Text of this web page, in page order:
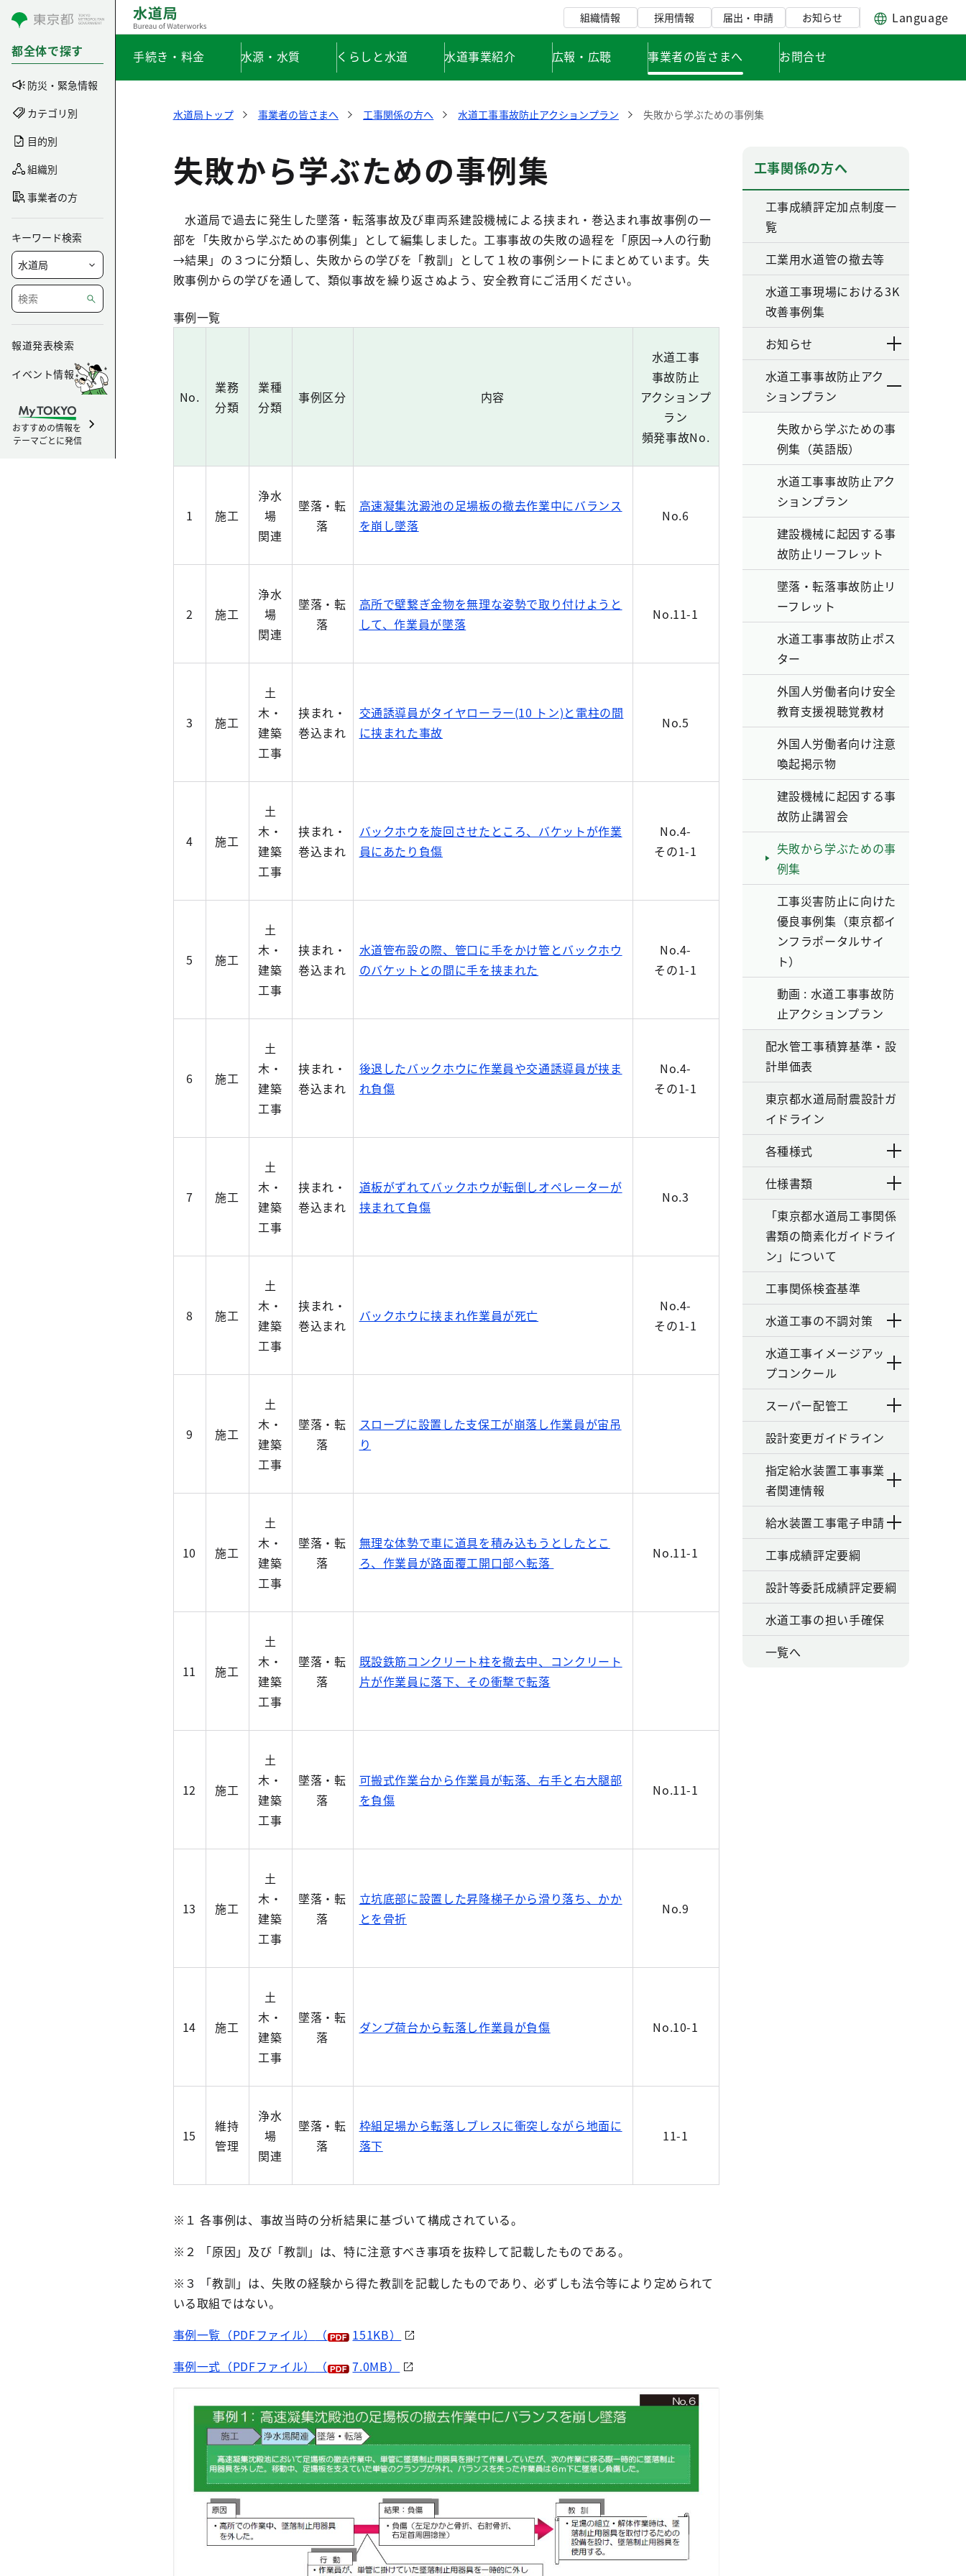
コンテンツにスキップ
都全体で探す
防災・緊急情報
カテゴリ別
目的別
組織別
事業者の方
キーワード検索
報道発表検索
イベント情報
おすすめの情報を
テーマごとに発信
組織情報 採用情報 届出・申請 お知らせ Language
手続き・料金 水源・水質 くらしと水道 水道事業紹介 広報・広聴 事業者の皆さまへ お問合せ
水道局トップ 事業者の皆さまへ 工事関係の方へ 水道工事事故防止アクションプラン 失敗から学ぶための事例集
失敗から学ぶための事例集
水道局で過去に発生した墜落・転落事故及び車両系建設機械による挟まれ・巻込まれ事故事例の一
部を「失敗から学ぶための事例集」として編集しました。工事事故の失敗の過程を「原因→人の行動
→結果」の３つに分類し、失敗からの学びを「教訓」として１枚の事例シートにまとめています。失
敗事例からの学びを通して、類似事故を繰り返さぬよう、安全教育にご活用ください。
事例一覧
No.
業務
分類
業種
分類
事例区分 内容
水道工事
事故防止
アクションプ
ラン
頻発事故No.
1 施工
浄水
場
関連
墜落・転
落
高速凝集沈澱池の足場板の撤去作業中にバランス
を崩し墜落
No.6
2 施工
浄水
場
関連
墜落・転
落
高所で壁繋ぎ金物を無理な姿勢で取り付けようと
して、作業員が墜落
No.11-1
3 施工
土
木・
建築
工事
挟まれ・
巻込まれ
交通誘導員がタイヤローラー(10 トン)と電柱の間
に挟まれた事故
No.5
4 施工
土
木・
建築
工事
挟まれ・
巻込まれ
バックホウを旋回させたところ、バケットが作業
員にあたり負傷
No.4-
その1-1
5 施工
土
木・
建築
工事
挟まれ・
巻込まれ
水道管布設の際、管口に手をかけ管とバックホウ
のバケットとの間に手を挟まれた
No.4-
その1-1
6 施工
土
木・
建築
工事
挟まれ・
巻込まれ
後退したバックホウに作業員や交通誘導員が挟ま
れ負傷
No.4-
その1-1
7 施工
土
木・
建築
工事
挟まれ・
巻込まれ
道板がずれてバックホウが転倒しオペレーターが
挟まれて負傷
No.3
8 施工
土
木・
建築
工事
挟まれ・
巻込まれ
バックホウに挟まれ作業員が死亡
No.4-
その1-1
9 施工
土
木・
建築
工事
墜落・転
落
スロープに設置した支保工が崩落し作業員が宙吊
り
10 施工
土
木・
建築
工事
墜落・転
落
無理な体勢で車に道具を積み込もうとしたとこ
ろ、作業員が路面覆工開口部へ転落
No.11-1
11 施工
土
木・
建築
工事
墜落・転
落
既設鉄筋コンクリート柱を撤去中、コンクリート
片が作業員に落下、その衝撃で転落
12 施工
土
木・
建築
工事
墜落・転
落
可搬式作業台から作業員が転落、右手と右大腿部
を負傷
No.11-1
13 施工
土
木・
建築
工事
墜落・転
落
立坑底部に設置した昇降梯子から滑り落ち、かか
とを骨折
No.9
14 施工
土
木・
建築
工事
墜落・転
落
ダンプ荷台から転落し作業員が負傷 No.10-1
15
維持
管理
浄水
場
関連
墜落・転
落
枠組足場から転落しブレスに衝突しながら地面に
落下
11-1
※１ 各事例は、事故当時の分析結果に基づいて構成されている。
※２ 「原因」及び「教訓」は、特に注意すべき事項を抜粋して記載したものである。
※３ 「教訓」は、失敗の経験から得た教訓を記載したものであり、必ずしも法令等により定められて
いる取組ではない。
事例一覧（PDFファイル）
（
151KB）
事例一式（PDFファイル）
（ 7.0MB）
工事関係の方へ
工事成績評定加点制度一
覧
工業用水道管の撤去等
水道工事現場における3K
改善事例集
お知らせ
水道工事事故防止アク
ションプラン
失敗から学ぶための事
例集（英語版）
水道工事事故防止アク
ションプラン
建設機械に起因する事
故防止リーフレット
墜落・転落事故防止リ
ーフレット
水道工事事故防止ポス
ター
外国人労働者向け安全
教育支援視聴覚教材
外国人労働者向け注意
喚起掲示物
建設機械に起因する事
故防止講習会
失敗から学ぶための事
例集
工事災害防止に向けた
優良事例集（東京都イ
ンフラポータルサイ
ト）
動画 : 水道工事事故防
止アクションプラン
配水管工事積算基準・設
計単価表
東京都水道局耐震設計ガ
イドライン
各種様式
仕様書類
「東京都水道局工事関係
書類の簡素化ガイドライ
ン」について
工事関係検査基準
水道工事の不調対策
水道工事イメージアッ
プコンクール
スーパー配管工
設計変更ガイドライン
指定給水装置工事事業
者関連情報
給水装置工事電子申請
工事成績評定要綱
設計等委託成績評定要綱
水道工事の担い手確保
一覧へ